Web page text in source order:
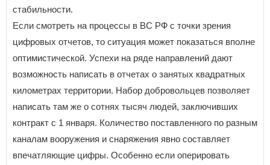
стабильности.
Если смотреть на процессы в ВС РФ с точки зрения
цифровых отчетов, то ситуация может показаться вполне
оптимистической. Успехи на ряде направлений дают
возможность написать в отчетах о занятых квадратных
километрах территории. Набор добровольцев позволяет
написать там же о сотнях тысяч людей, заключивших
контракт с 1 января. Количество поставленного по разным
каналам вооружения и снаряжения явно составляет
впечатляющие цифры. Особенно если оперировать